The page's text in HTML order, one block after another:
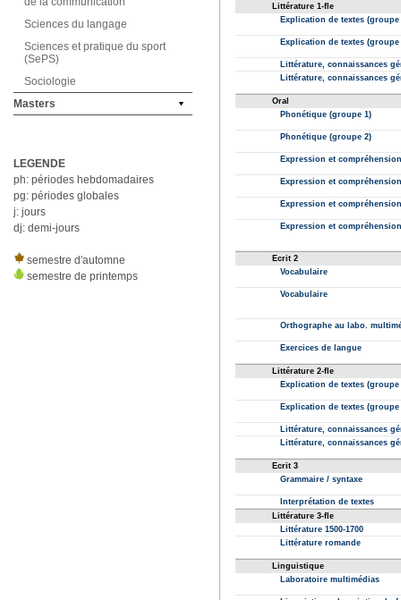
Sciences du langage
Sciences et pratique du sport
(SePS)
Sociologie
Masters
LEGENDE
ph: périodes hebdomadaires
pg: périodes globales
j: jours
dj: demi-jours
semestre d'automne
semestre de printemps